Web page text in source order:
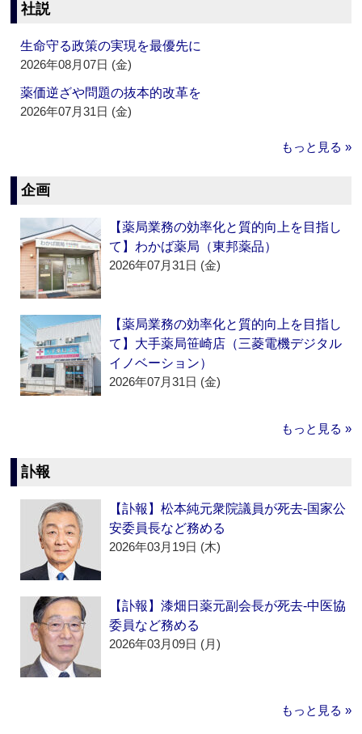
社説
生命守る政策の実現を最優先に
2026年08月07日 (金)
薬価逆ざや問題の抜本的改革を
2026年07月31日 (金)
もっと見る »
企画
【薬局業務の効率化と質的向上を目指し
て】わかば薬局（東邦薬品）
2026年07月31日 (金)
【薬局業務の効率化と質的向上を目指し
て】大手薬局笹崎店（三菱電機デジタル
イノベーション）
2026年07月31日 (金)
もっと見る »
訃報
【訃報】松本純元衆院議員が死去‐国家公
安委員長など務める
2026年03月19日 (木)
【訃報】漆畑日薬元副会長が死去‐中医協
委員など務める
2026年03月09日 (月)
もっと見る »